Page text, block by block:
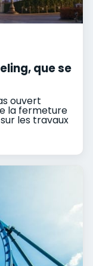
que se
ouvert
la fermeture
les travaux